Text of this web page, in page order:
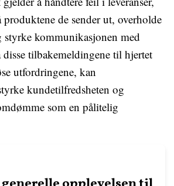
de sender ut, overholde
styrke kommunikasjonen med
disse tilbakemeldingene til hjertet
utfordringene, kan
kundetilfredsheten og
som en pålitelig